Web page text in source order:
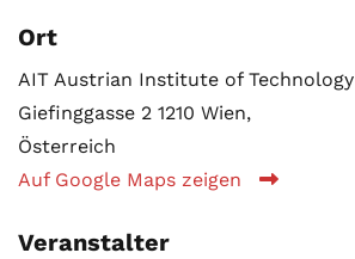
Ort
AIT Austrian Institute of Technology
Giefinggasse 2 1210 Wien,
Österreich
Auf Google Maps zeigen
Veranstalter